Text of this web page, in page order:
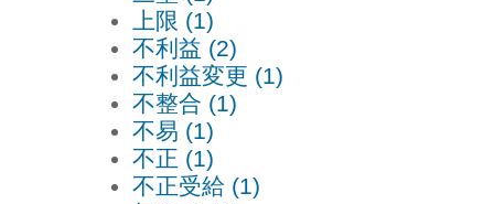
上限 (1)
不利益 (2)
不利益変更 (1)
不整合 (1)
不易 (1)
不正 (1)
不正受給 (1)